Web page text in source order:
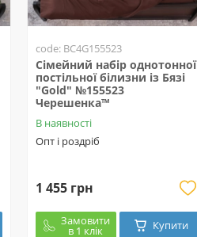
code: BC4G155523
Сімейний набір однотонної
постільної білизни із Бязі
"Gold" №155523
Черешенка™
В наявності
Опт і роздріб
1 455 грн
Замовити
в 1 клік Купити